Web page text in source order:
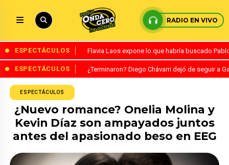
RADIO EN VIVO
ESPECTÁCULOS Flavia Laos expone lo que habría buscado
ESPECTÁCULOS ¿Terminaron? Diego Chávarri dejó de seguir a
ESPECTÁCULOS
¿Nuevo romance? Onelia Molina y
Kevin Díaz son ampayados juntos
antes del apasionado beso en EEG